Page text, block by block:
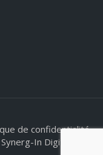
de confidentialité
Synerg-In Digital